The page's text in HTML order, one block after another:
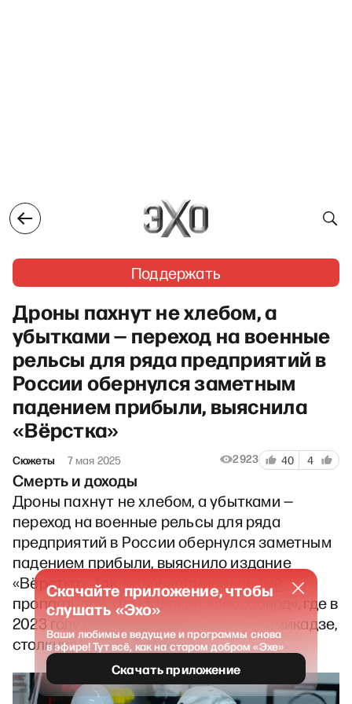
Поддержать
Дроны пахнут не хлебом, а
убытками — переход на военные
рельсы для ряда предприятий в
России обернулся заметным
падением прибыли, выяснила
«Вёрстка»
Сюжеты 7 мая 2025 2923 40 4
Смерть и доходы
Дроны пахнут не хлебом, а убытками —
переход на военные рельсы для ряда
предприятий в России обернулся заметным
падением прибыли, выяснило издание
«Вёрстка». Так,
разрекламированный
пропагандой «Тамбовский хлебозавод», где в
2023 году стали выпускать дроны-камикадзе,
столкнулся с проблемами.
Скачайте приложение, чтобы
слушать «Эхо»
Ваши любимые ведущие и программы снова
в эфире! Тут всё, как на старом добром «Эхе»
Скачать приложение